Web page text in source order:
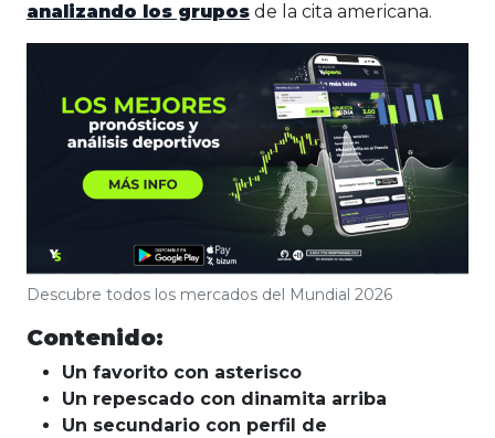
analizando los grupos de la cita americana.
Descubre todos los mercados del Mundial 2026
Contenido:
Un favorito con asterisco
Un repescado con dinamita arriba
Un secundario con perfil de